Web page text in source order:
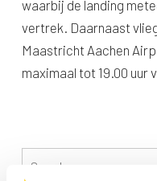
waarbij de landing
vertrek. Daarnaast
Maastricht Aachen
maximaal tot 19.00 uur